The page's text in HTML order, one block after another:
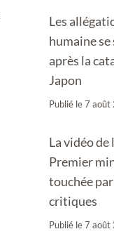
Les
humaine
après la
Japon
Publié le7 août
La vidéo
Premier
touchée
critiques
Publié le7 août